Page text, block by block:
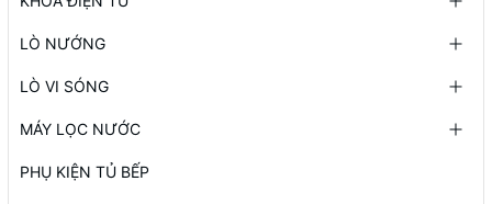
LÒ NƯỚNG
LÒ VI SÓNG
MÁY LỌC NƯỚC
PHỤ KIỆN TỦ BẾP